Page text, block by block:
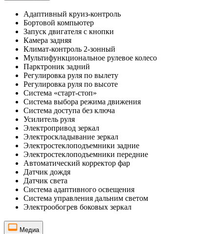
Адаптивный круиз-контроль
Бортовой компьютер
Запуск двигателя с кнопки
Камера задняя
Климат-контроль 2-зонный
Мультифункциональное рулевое колесо
Парктроник задний
Регулировка руля по вылету
Регулировка руля по высоте
Система «старт-стоп»
Система выбора режима движения
Система доступа без ключа
Усилитель руля
Электропривод зеркал
Электроскладывание зеркал
Электростеклоподъемники задние
Электростеклоподъемники передние
Автоматический корректор фар
Датчик дождя
Датчик света
Система адаптивного освещения
Система управления дальним светом
Электрообогрев боковых зеркал
Медиа